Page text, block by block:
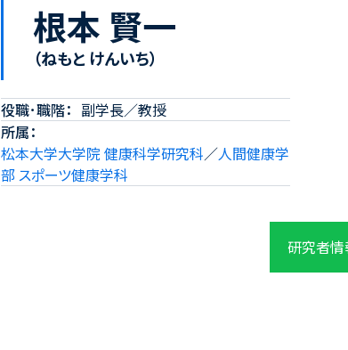
根本 賢一
（ねもと けんいち）
役職･職階
副学長／教授
所属
松本大学大学院 健康科学研究科／人間健康学
部 スポーツ健康学科
研究者情